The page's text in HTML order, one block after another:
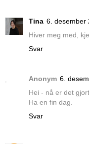
Tina 6. desember
Hiver meg med,
Svar
Anonym 6.
Hei - nå er det
Ha en fin dag.
Svar